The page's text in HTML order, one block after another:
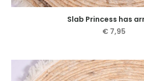
Slab Princess has
€ 7,95
heeft